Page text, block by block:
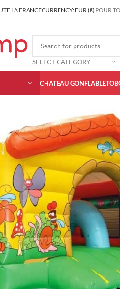
LA FRANCECURRENCY: EUR (€) POUR
SELECT CATEGORY
CHATEAU GONFLABLE